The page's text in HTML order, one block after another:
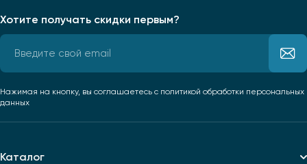
Каталог
Хотите получать скидки первым?
Нажимая на кнопку, вы соглашаетесь с политикой обработки персональных
данных